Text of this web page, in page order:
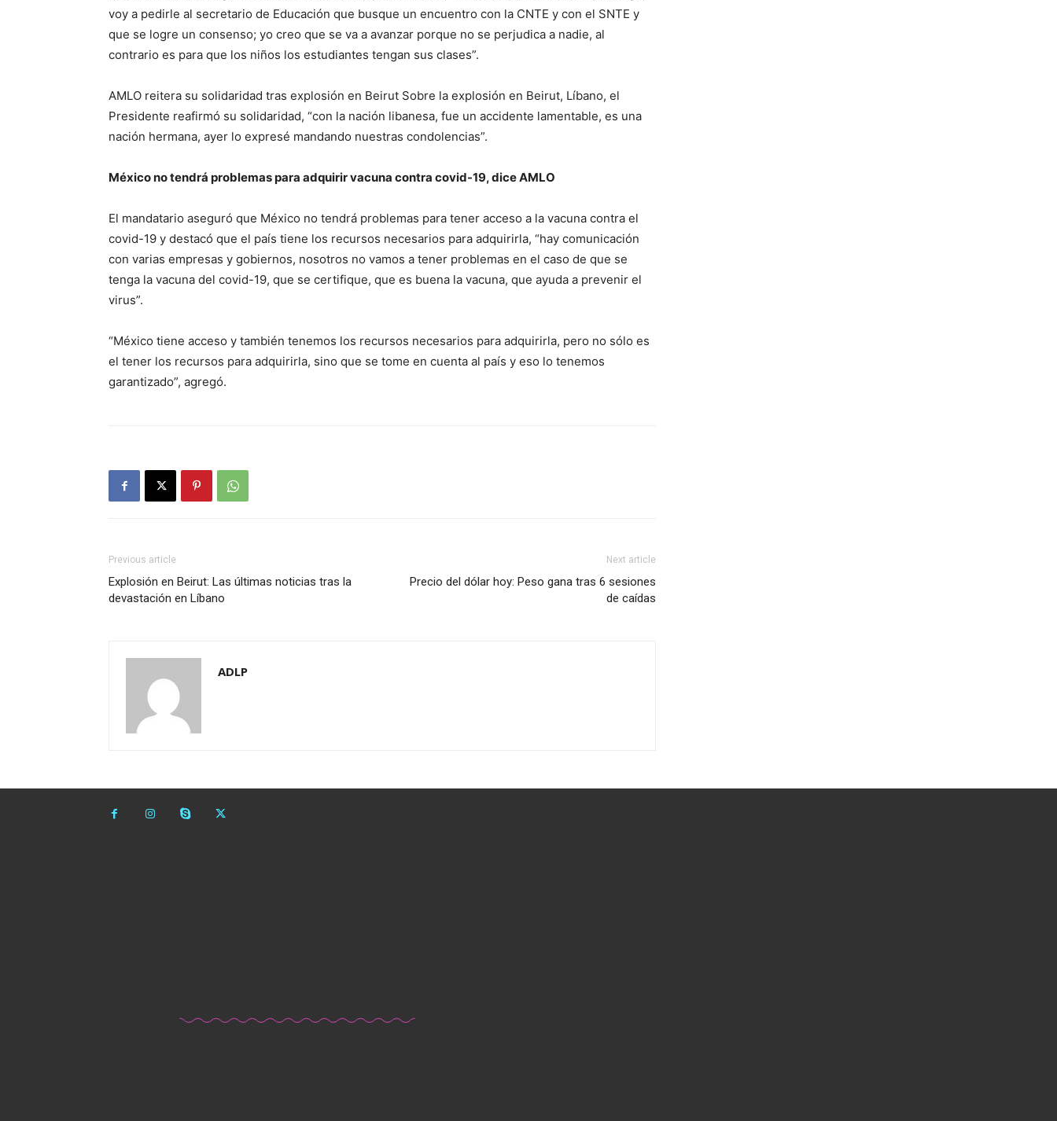
voy a pedirle al secretario de Educación que busque un encuentro con la CNTE y con el SNTE y
que se logre un consenso; yo creo que se va a avanzar porque no se perjudica a nadie, al
contrario es para que los niños los estudiantes tengan sus clases”.
AMLO reitera su solidaridad tras explosión en Beirut Sobre la explosión en Beirut, Líbano, el
Presidente reafirmó su solidaridad, “con la nación libanesa, fue un accidente lamentable, es una
nación hermana, ayer lo expresé mandando nuestras condolencias”.
México no tendrá problemas para adquirir vacuna contra covid-19, dice AMLO
El mandatario aseguró que México no tendrá problemas para tener acceso a la vacuna contra el
covid-19 y destacó que el país tiene los recursos necesarios para adquirirla, “hay comunicación
con varias empresas y gobiernos, nosotros no vamos a tener problemas en el caso de que se
tenga la vacuna del covid-19, que se certifique, que es buena la vacuna, que ayuda a prevenir el
virus”.
“México tiene acceso y también tenemos los recursos necesarios para adquirirla, pero no sólo es
el tener los recursos para adquirirla, sino que se tome en cuenta al país y eso lo tenemos
garantizado”, agregó.
Previous article
Explosión en Beirut: Las últimas noticias tras la
devastación en Líbano
Next article
Precio del dólar hoy: Peso gana tras 6 sesiones
de caídas
ADLP